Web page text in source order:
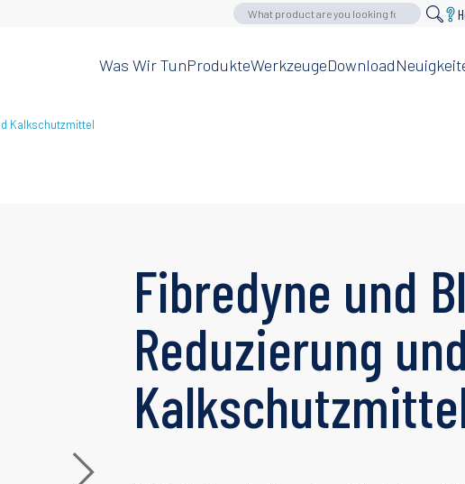
Was Wir TunProdukteWerkzeugeDownload
Kalkschutzmittel
Fibredyne und
Reduzierung